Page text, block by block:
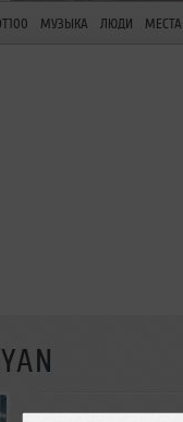
МУЗЫКА ЛЮДИ МЕСТА